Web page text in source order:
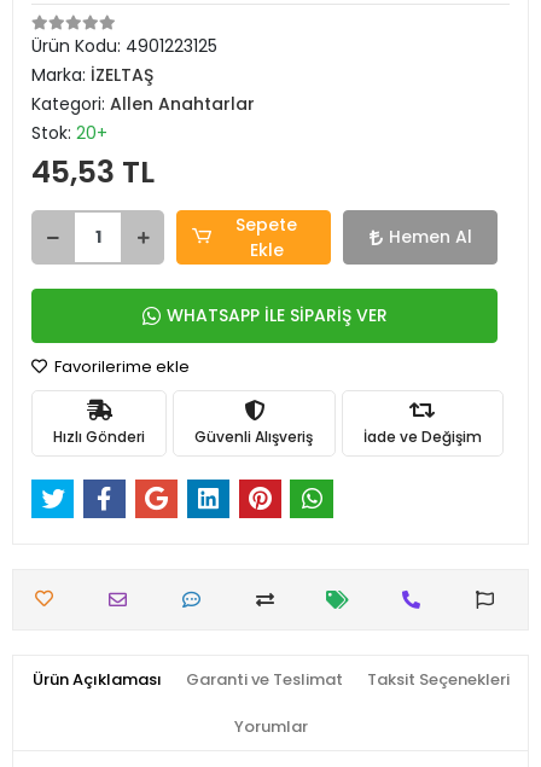
Ürün Kodu: 4901223125
Marka: İZELTAŞ
Kategori: Allen Anahtarlar
Stok: 20+
45,53 TL
Sepete
Ekle
Hemen Al
WHATSAPP İLE SİPARİŞ VER
Favorilerime ekle
Hızlı Gönderi Güvenli Alışveriş İade ve Değişim
Ürün Açıklaması Garanti ve Teslimat Taksit Seçenekleri
Yorumlar